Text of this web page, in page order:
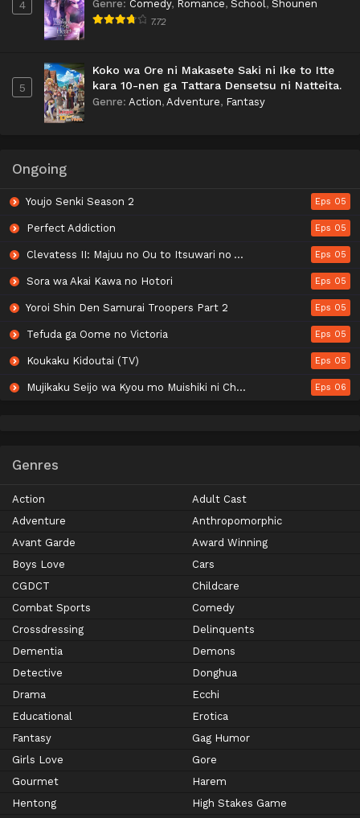
4 Genre: Comedy, Romance, School, Shounen
7.72
5
Koko wa Ore ni Makasete Saki ni Ike to Itte
kara 10-nen ga Tattara Densetsu ni Natteita.
Genre: Action, Adventure, Fantasy
Ongoing
Youjo Senki Season 2 Eps 05
Perfect Addiction Eps 05
Clevatess II: Majuu no Ou to Itsuwari no Yuusha Denshou Eps 05
Sora wa Akai Kawa no Hotori Eps 05
Yoroi Shin Den Samurai Troopers Part 2 Eps 05
Tefuda ga Oome no Victoria Eps 05
Koukaku Kidoutai (TV) Eps 05
Mujikaku Seijo wa Kyou mo Muishiki ni Chikara wo Tare Nagasu Eps 06
Genres
Action
Adult Cast
Adventure
Anthropomorphic
Avant Garde
Award Winning
Boys Love
Cars
CGDCT
Childcare
Combat Sports
Comedy
Crossdressing
Delinquents
Dementia
Demons
Detective
Donghua
Drama
Ecchi
Educational
Erotica
Fantasy
Gag Humor
Girls Love
Gore
Gourmet
Harem
Hentong
High Stakes Game